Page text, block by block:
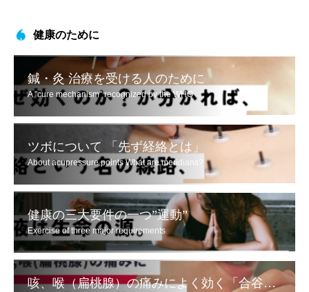
健康のために
鍼・灸 治療を受ける人のために
A "cure mechanism" recognized by the WHO
ツボについて 「先ず経絡とは」
About acupressure points What are meridians?
健康の三大要件の一つ”運動”
Exercise of three major requirements
咳、喉（扁桃腺）の痛みによく効く「合谷の熱刺激」